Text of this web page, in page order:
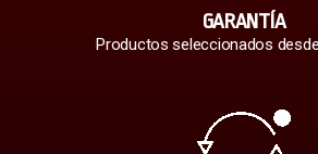
GARANTÍA
Productos seleccionados